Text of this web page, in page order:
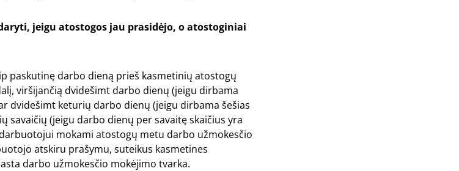
jeigu atostogos jau prasidėjo, o atostoginiai
paskutinę darbo dieną prieš kasmetinių atostogų
viršijančią dvidešimt darbo dienų (jeigu dirbama
dvidešimt keturių darbo dienų (jeigu dirbama šešias
savaičių (jeigu darbo dienų per savaitę skaičius yra
mokami atostogų metu darbo užmokesčio
atskiru prašymu, suteikus kasmetines
darbo užmokesčio mokėjimo tvarka.